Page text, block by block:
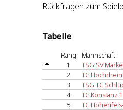
Rückfragen zum
Tabelle
Rang Mannschaft
1
TSG SV
2
TC
3
TSG TC
4
TC Konstanz 1
5
TC